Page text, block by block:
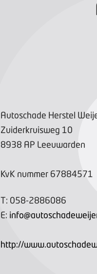
Autoschade Herstel
Zuiderkruisweg 10
8938 AP Leeuwarden
KvK nummer 67884571
T: 058-2886086
E:
http://